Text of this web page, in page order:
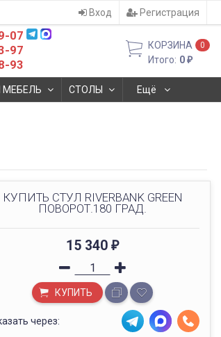
Вход Регистрация
07
97
93
КОРЗИНА 0
Итого: 0₽
МЕБЕЛЬ СТОЛЫ Ещё
КУПИТЬ СТУЛ RIVERBANK GREEN
ПОВОРОТ.180 ГРАД.
15 340₽
КУПИТЬ
через: